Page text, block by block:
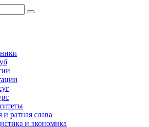
и ратная слава
и экономика